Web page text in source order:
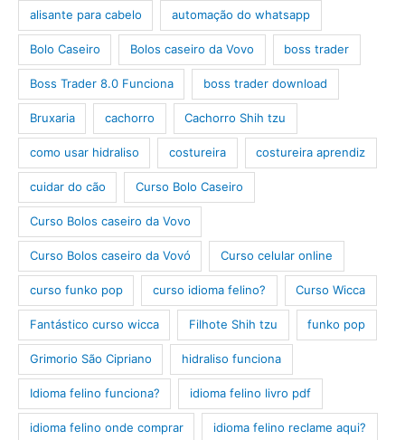
alisante para cabelo automação do whatsapp
Bolo Caseiro Bolos caseiro da Vovo boss trader
Boss Trader 8.0 Funciona boss trader download
Bruxaria cachorro Cachorro Shih tzu
como usar hidraliso costureira costureira aprendiz
cuidar do cão Curso Bolo Caseiro
Curso Bolos caseiro da Vovo
Curso Bolos caseiro da Vovó Curso celular online
curso funko pop curso idioma felino? Curso Wicca
Fantástico curso wicca Filhote Shih tzu funko pop
Grimorio São Cipriano hidraliso funciona
Idioma felino funciona? idioma felino livro pdf
idioma felino onde comprar idioma felino reclame aqui?